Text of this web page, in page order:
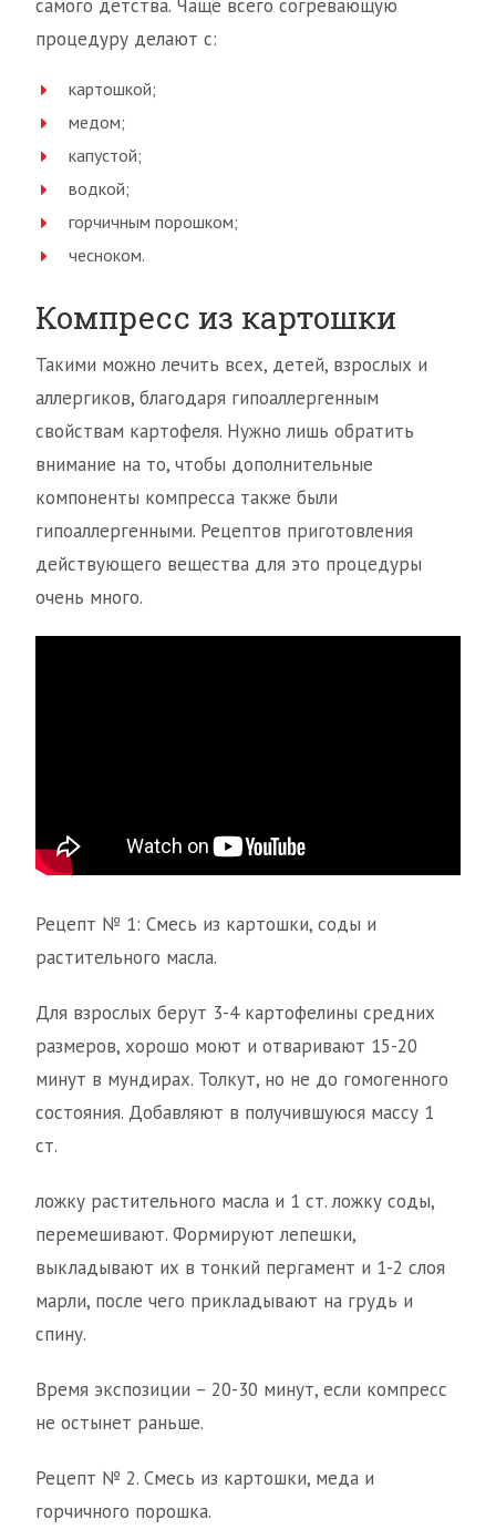
самого детства. Чаще всего согревающую
процедуру делают с:
картошкой;
медом;
капустой;
водкой;
горчичным порошком;
чесноком.
Компресс из картошки
Такими можно лечить всех, детей, взрослых и
аллергиков, благодаря гипоаллергенным
свойствам картофеля. Нужно лишь обратить
внимание на то, чтобы дополнительные
компоненты компресса также были
гипоаллергенными. Рецептов приготовления
действующего вещества для это процедуры
очень много.
Рецепт № 1: Смесь из картошки, соды и
растительного масла.
Для взрослых берут 3-4 картофелины средних
размеров, хорошо моют и отваривают 15-20
минут в мундирах. Толкут, но не до гомогенного
состояния. Добавляют в получившуюся массу 1
ст.
ложку растительного масла и 1 ст. ложку соды,
перемешивают. Формируют лепешки,
выкладывают их в тонкий пергамент и 1-2 слоя
марли, после чего прикладывают на грудь и
спину.
Время экспозиции – 20-30 минут, если компресс
не остынет раньше.
Рецепт № 2. Смесь из картошки, меда и
горчичного порошка.